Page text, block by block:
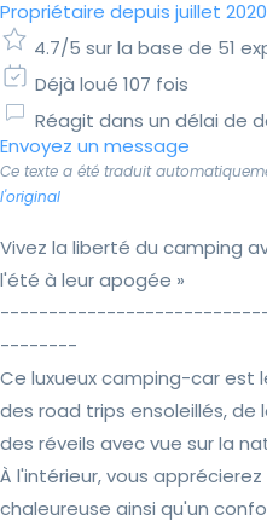
Propriétaire depuis juillet 2020
4.7/5 sur la base de 51
Déjà loué 107 fois
Réagit dans un délai de
Envoyez un message
Ce texte a été traduit
l'original
Vivez la liberté du camping
l'été à leur apogée »
--------
Ce luxueux camping-car est
des road trips ensoleillés, de
des réveils avec vue sur la
À l'intérieur, vous
chaleureuse ainsi qu'un